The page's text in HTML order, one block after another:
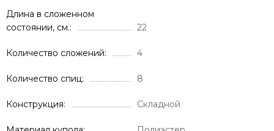
Длина в сложенном
состоянии, см.
22
Количество сложений 4
Количество спиц 8
Конструкция Складной